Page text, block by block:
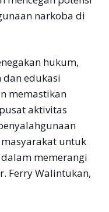
narkoba di
hukum,
edukasi
memastikan
aktivitas
untuk
memerangi
Ferry Walintukan,